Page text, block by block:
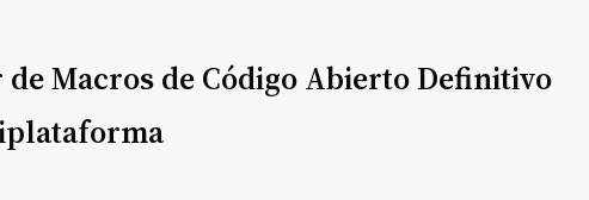
Macros de Código Abierto Definitivo